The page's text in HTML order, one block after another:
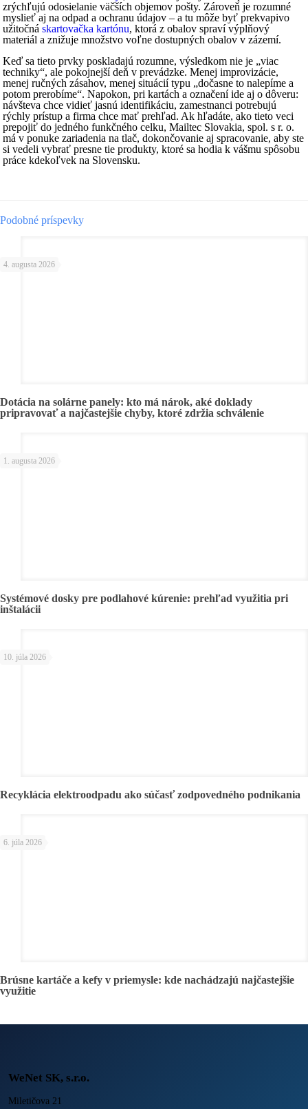
zrýchľujú odosielanie väčších objemov pošty. Zároveň je rozumné
myslieť aj na odpad a ochranu údajov – a tu môže byť prekvapivo
užitočnáskartovačka kartónu, ktorá z obalov spraví výplňový
materiál a znižuje množstvo voľne dostupných obalov v zázemí.
Keď sa tieto prvky poskladajú rozumne, výsledkom nie je „viac
techniky“, ale pokojnejší deň v prevádzke. Menej improvizácie,
menej ručných zásahov, menej situácií typu „dočasne to nalepíme a
potom prerobíme“. Napokon, pri kartách a označení ide aj o dôveru:
návšteva chce vidieť jasnú identifikáciu, zamestnanci potrebujú
rýchly prístup a firma chce mať prehľad. Ak hľadáte, ako tieto veci
prepojiť do jedného funkčného celku, Mailtec Slovakia, spol. s r. o.
má v ponuke zariadenia na tlač, dokončovanie aj spracovanie, aby ste
si vedeli vybrať presne tie produkty, ktoré sa hodia k vášmu spôsobu
práce kdekoľvek na Slovensku.
Podobné príspevky
4. augusta 2026
Dotácia na solárne panely: kto má nárok, aké doklady
pripravovať a najčastejšie chyby, ktoré zdržia schválenie
1. augusta 2026
Systémové dosky pre podlahové kúrenie: prehľad využitia pri
inštalácii
10. júla 2026
Recyklácia elektroodpadu ako súčasť zodpovedného podnikania
6. júla 2026
Brúsne kartáče a kefy v priemysle: kde nachádzajú najčastejšie
využitie
WeNet SK, s.r.o.
Miletičova 21